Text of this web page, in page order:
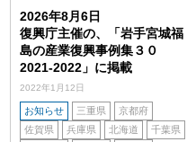
2026年8月6日
復興庁主催の、「岩手宮城福
島の産業復興事例集３０
2021-2022」に掲載
2022年1月12日
お知らせ 三重県
京都府
佐賀県
兵庫県 北海道
千葉県